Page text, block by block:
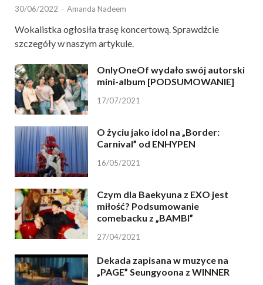
30/06/2022 - Amanda Nadeem
Wokalistka ogłosiła trasę koncertową. Sprawdźcie
szczegóły w naszym artykule.
OnlyOneOf wydało swój autorski
mini-album [PODSUMOWANIE]
17/07/2021
O życiu jako idol na „Border:
Carnival” od ENHYPEN
16/05/2021
Czym dla Baekyuna z EXO jest
miłość? Podsumowanie
comebacku z „BAMBI”
27/04/2021
Dekada zapisana w muzyce na
„PAGE” Seungyoona z WINNER